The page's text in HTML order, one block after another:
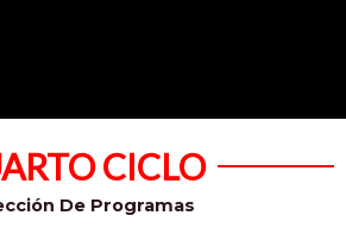
CICLO
De Programas